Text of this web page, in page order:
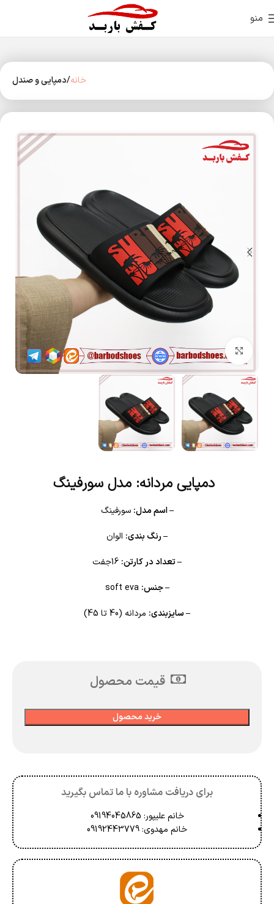
منو
خانه دمپایی و صندل
بزرگنمایی تصویر
دمپایی مردانه: مدل سورفینگ
– اسم مدل: سورفینگ
– رنگ بندی: الوان
– تعداد در کارتن:
– جنس: soft eva
– سایزبندی: مردانه (40 تا 45)
قیمت محصول
خرید محصول
برای دریافت مشاوره با ما تماس بگیرید
خانم علیپور: 09194045865
خانم مهدوی: 09192443779